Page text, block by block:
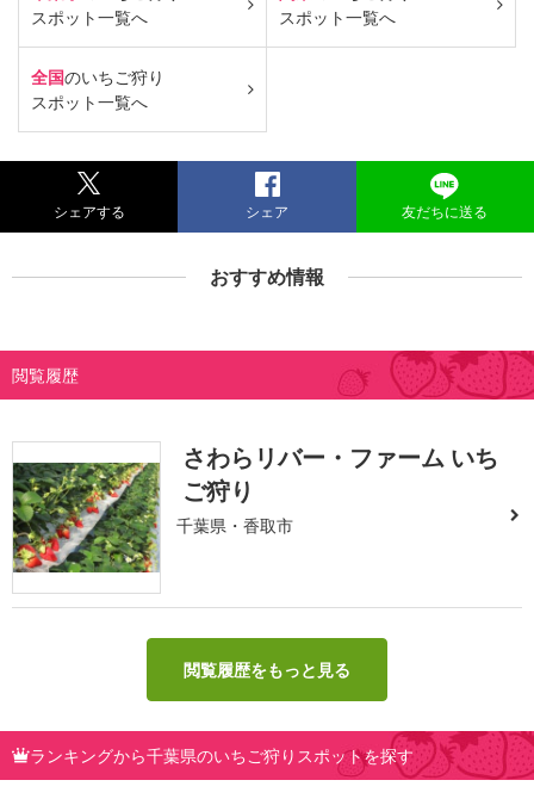
スポット一覧へ
スポット一覧へ
全国のいちご狩り
スポット一覧へ
シェアする シェア 友だちに送る
おすすめ情報
閲覧履歴
さわらリバー・ファーム いち
ご狩り
千葉県・香取市
閲覧履歴をもっと見る
ランキングから千葉県のいちご狩りスポットを探す